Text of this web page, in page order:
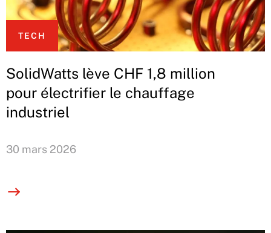
TECH
SolidWatts lève CHF 1,8 million
pour électrifier le chauffage
industriel
30 mars 2026